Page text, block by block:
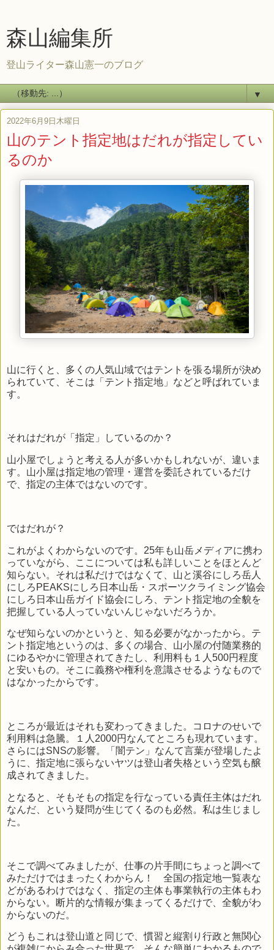
森山編集所
登山ライター森山憲一のブログ
▼
2022年6月9日木曜日
山のテント指定地はだれが指定してい
るのか
山に行くと、多くの人気山域ではテントを張る場所が決め
られていて、そこは「テント指定地」などと呼ばれていま
す。
それはだれが「指定」しているのか？
山小屋でしょうと考える人が多いかもしれないが、違いま
す。山小屋は指定地の管理・運営を委託されているだけ
で、指定の主体ではないのです。
ではだれが？
これがよくわからないのです。25年も山岳メディアに携わ
っていながら、ここについては私も詳しいことをほとんど
知らない。それは私だけではなくて、山と溪谷にしろ岳人
にしろPEAKSにしろ日本山岳・スポーツクライミング協会
にしろ日本山岳ガイド協会にしろ、テント指定地の全貌を
把握している人っていないんじゃないだろうか。
なぜ知らないのかというと、知る必要がなかったから。テ
ント指定地というのは、多くの場合、山小屋の付随業務的
にゆるやかに管理されてきたし、利用料も１人500円程度
と安いもの。そこに義務や権利を意識させるようなもので
はなかったからです。
ところが最近はそれも変わってきました。コロナのせいで
利用料は急騰。１人2000円なんてところも現れています。
さらにはSNSの影響。「闇テン」なんて言葉が登場したよ
うに、指定地に張らないヤツは登山者失格という空気も醸
成されてきました。
となると、そもそもの指定を行なっている責任主体はだれ
なんだ、という疑問が生じてくるのも必然。私は生じまし
た。
そこで調べてみましたが、仕事の片手間にちょっと調べて
みただけではまったくわからん！ 全国の指定地一覧表な
どがあるわけではなく、指定の主体も事業執行の主体もわ
からない。断片的な情報が集まってくるだけで、全貌がわ
からないのだ。
どうもこれは登山道と同じで、慣習と縦割り行政と無関心